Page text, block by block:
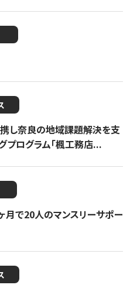
し奈良の地域課題解決を支
プログラム「楓工務店...
月で20人のマンスリーサポー